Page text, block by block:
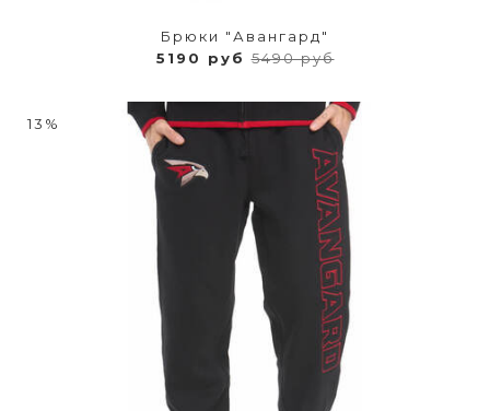
Брюки "Авангард"
5190 руб5490 руб
13%